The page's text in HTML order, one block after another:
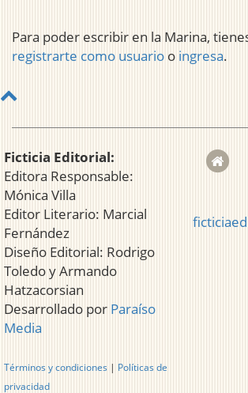
Para poder escribir en la Marina,
registrarte como usuario o ingresa.
Ficticia Editorial:
Editora Responsable:
Mónica Villa
Editor Literario: Marcial
Fernández
Diseño Editorial: Rodrigo
Toledo y Armando
Hatzacorsian
Desarrollado por Paraíso
Media
Términos y condiciones | Políticas de
privacidad